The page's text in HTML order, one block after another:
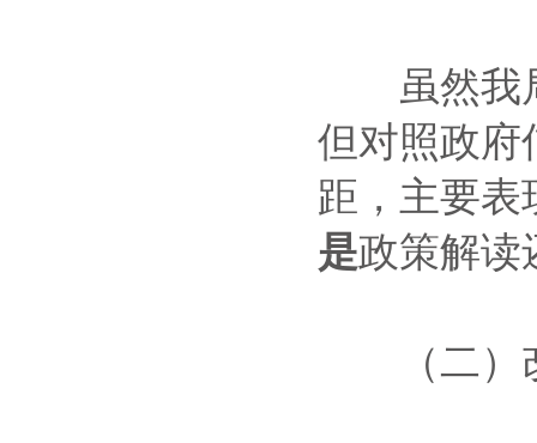
虽然我局
但对照政府
距，主要表
是政策解读
（二）